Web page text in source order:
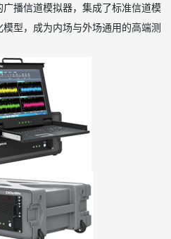
播信道模拟器，集成了标准信道模
型，成为内场与外场通用的高端测